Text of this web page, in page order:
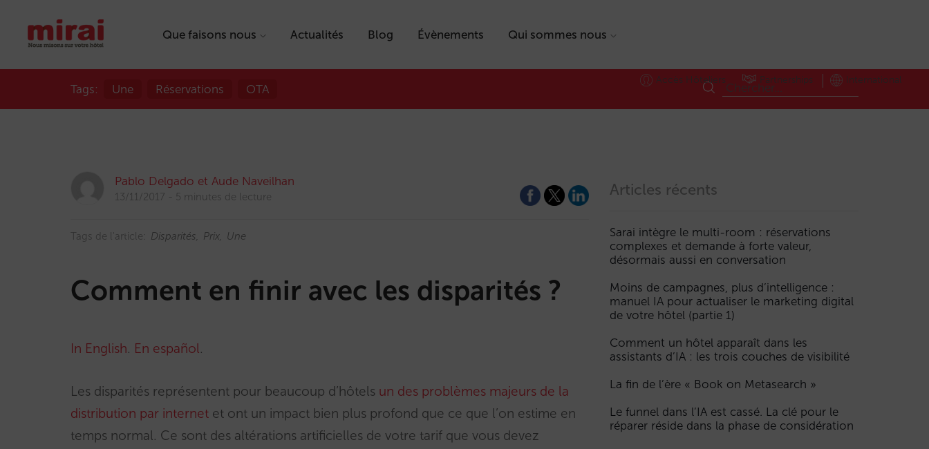
Que faisons nous Actualités Blog Évènements Qui sommes nous
Accès Hôteliers Partnerships International
Tags: Une Réservations OTA
Pablo Delgado et Aude Naveilhan
13/11/2017 5 minutes de lecture
Tags de l'article: Disparités Prix Une
Comment en finir avec les disparités ?
In English. En español.
Les disparités représentent pour beaucoup d’hôtels un des problèmes majeurs de la
distribution par internet et ont un impact bien plus profond que ce que l’on estime en
temps normal. Ce sont des altérations artificielles de votre tarif que vous devez
Articles récents
Sarai intègre le multi-room : réservations
complexes et demande à forte valeur,
désormais aussi en conversation
Moins de campagnes, plus d’intelligence :
manuel IA pour actualiser le marketing digital
de votre hôtel (partie 1)
Comment un hôtel apparaît dans les
assistants d’IA : les trois couches de visibilité
La fin de l’ère « Book on Metasearch »
Le funnel dans l’IA est cassé. La clé pour le
réparer réside dans la phase de considération